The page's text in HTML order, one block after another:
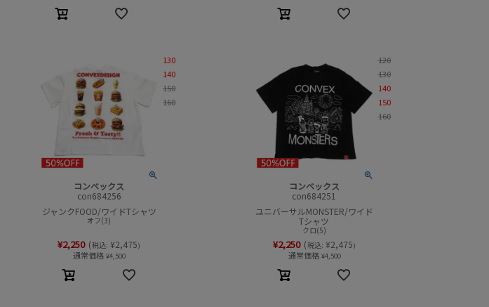
コンベックス
con684256
ジャンクFOOD/ワイドTシャツ
オフ(3)
¥2,250 (税込: ¥2,475)
通常価格 ¥4,500
130
140
150
160
コンベックス
con684251
ユニバーサルMONSTER/ワイド
Tシャツ
クロ(5)
¥2,250 (税込: ¥2,475)
通常価格 ¥4,500
120
130
140
150
160